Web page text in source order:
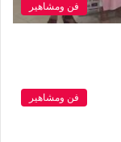
فن ومشاهير
فن ومشاهير